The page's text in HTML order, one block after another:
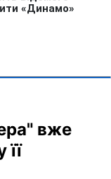
вже